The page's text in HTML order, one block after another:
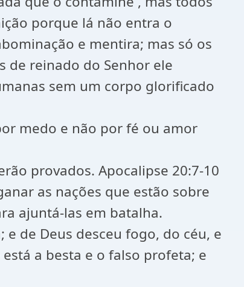
porque lá não entra o
e mentira; mas só os
de reinado do Senhor ele
sem um corpo glorificado
medo e não por fé ou amor
provados. Apocalipse 20:7-10
as nações que estão sobre
ajuntá-las em batalha.
de Deus desceu fogo, do céu, e
a besta e o falso profeta; e